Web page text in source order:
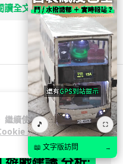
繼續使用
政
讀全文
🎵 ⛶
📖 文字版訪問 →